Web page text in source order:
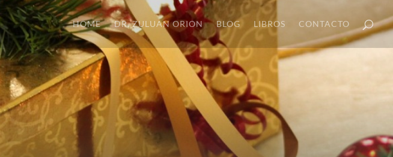
HOME DR. ZULUAN ORION BLOG LIBROS CONTACTO